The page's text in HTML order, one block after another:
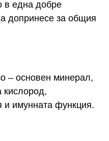
в една добре
допринесе за общия
– основен минерал,
кислород,
и имунната функция.